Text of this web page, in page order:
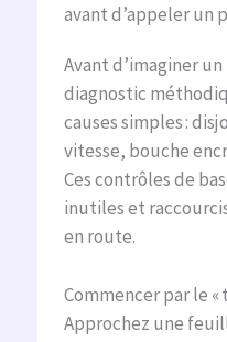
avant d’appeler un
Avant d’imaginer
diagnostic
causes simples :
vitesse, bouche
Ces contrôles de
inutiles et
en route.
Commencer par le
Approchez une